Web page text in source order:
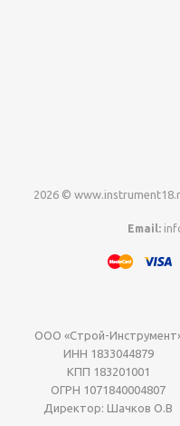
2026 ©
Email:
ООО «Строй-
ИНН 1833044879
КПП 183201001
ОГРН 1071840004807
Директор: Шачков О.В